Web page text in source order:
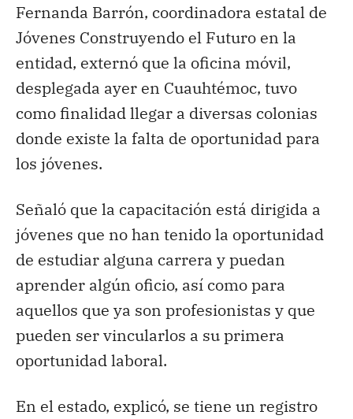
Fernanda Barrón, coordinadora estatal de
Jóvenes Construyendo el Futuro en la
entidad, externó que la oficina móvil,
desplegada ayer en Cuauhtémoc, tuvo
como finalidad llegar a diversas colonias
donde existe la falta de oportunidad para
los jóvenes.
Señaló que la capacitación está dirigida a
jóvenes que no han tenido la oportunidad
de estudiar alguna carrera y puedan
aprender algún oficio, así como para
aquellos que ya son profesionistas y que
pueden ser vincularlos a su primera
oportunidad laboral.
En el estado, explicó, se tiene un registro